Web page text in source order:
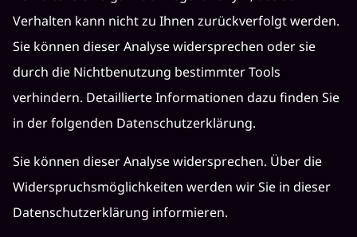
Verhalten kann nicht zu Ihnen zurückverfolgt werden.
Sie können dieser Analyse widersprechen oder sie
durch die Nichtbenutzung bestimmter Tools
verhindern. Detaillierte Informationen dazu finden Sie
in der folgenden Datenschutzerklärung.
Sie können dieser Analyse widersprechen. Über die
Widerspruchsmöglichkeiten werden wir Sie in dieser
Datenschutzerklärung informieren.